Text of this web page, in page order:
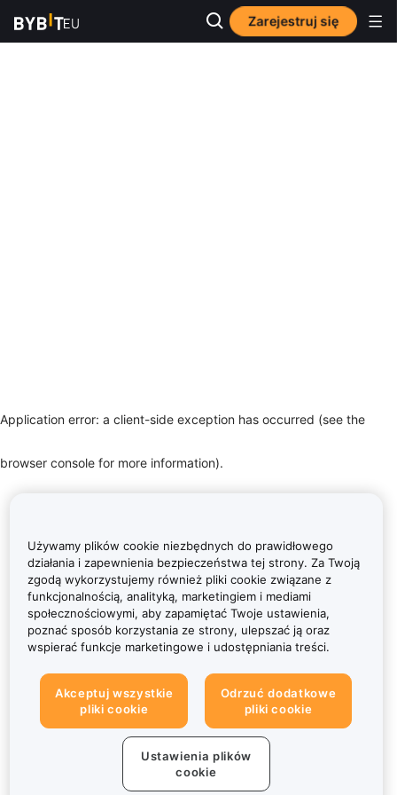
Zarejestruj się
Application error: a client-side exception has occurred (see the
browser console for more information).
Używamy plików cookie niezbędnych do prawidłowego
działania i zapewnienia bezpieczeństwa tej strony. Za Twoją
zgodą wykorzystujemy również pliki cookie związane z
funkcjonalnością, analityką, marketingiem i mediami
społecznościowymi, aby zapamiętać Twoje ustawienia,
poznać sposób korzystania ze strony, ulepszać ją oraz
wspierać funkcje marketingowe i udostępniania treści.
Akceptuj wszystkie
pliki cookie
Odrzuć dodatkowe
pliki cookie
Ustawienia plików
cookie